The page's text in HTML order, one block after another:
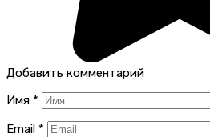
Добавить комментарий
Имя *
Email *